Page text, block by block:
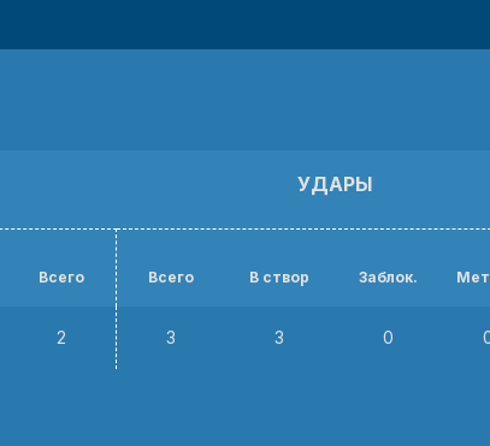
Всего
УДАРЫ
Всего В створ Заблок.
2 3 3 0